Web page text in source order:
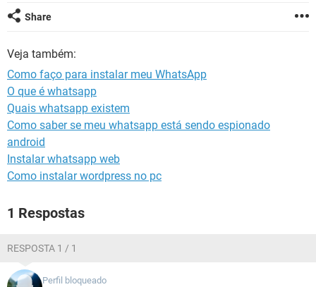
INSTAGRAM
Share
Veja também:
Como faço para instalar meu WhatsApp
O que é whatsapp
Quais whatsapp existem
Como saber se meu whatsapp está sendo espionado
android
Instalar whatsapp web
Como instalar wordpress no pc
1 Respostas
RESPOSTA 1 / 1
Perfil bloqueado